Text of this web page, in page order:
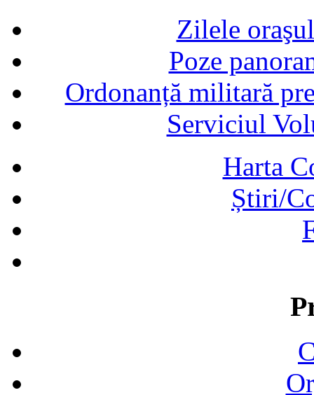
Zilele
Poze
Ordonanță militară
Serviciul
Harta
Știri/